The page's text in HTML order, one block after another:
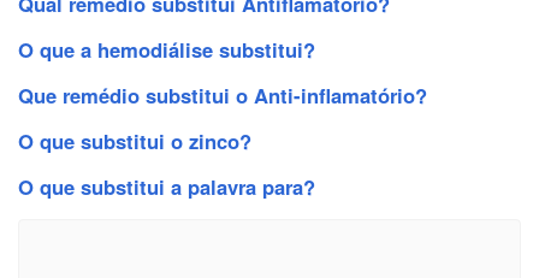
O que a hemodiálise substitui?
Que remédio substitui o Anti-inflamatório?
O que substitui o zinco?
O que substitui a palavra para?